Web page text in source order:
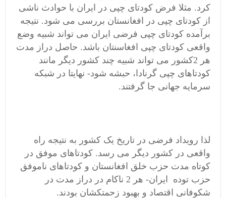
کرد. مثلا فرض کودتای چپی در ایران با حوادث ناشی
از کودتای چپی در افغانستان بررسی می شود. نتیجه
برآمده کودتای چپی فرضی ایران می تواند شبیه وضع
واقعی کودتای چپی افغاسنتان باشد. حاصل دراز مدت
هر 2کشور می تواند شبیه چند کشور دیگر مانند
کودتاهای چپی گرنادا، حبشه شود- نهایتا در شبکه
سرمایه جهانی جا گرفتند.
لذا رویداد فرضی در تاریخ یک کشور به نتیجه راه
واقعی در کشور دیگر می رسد. کودتاهای موفق در
کوتاه مدت حزب خلق افغانستان و کودتاهای ناموفق
حزب توده ایران- هر 2 ناکام در دراز مدت در
شکوفانی اقتصاد و بهبود زحمتکشان بودند.